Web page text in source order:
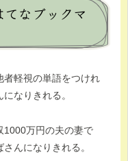
なブックマ
者軽視の単語をつけれ
なりきれる。
1000万円の夫の妻で
んになりきれる。